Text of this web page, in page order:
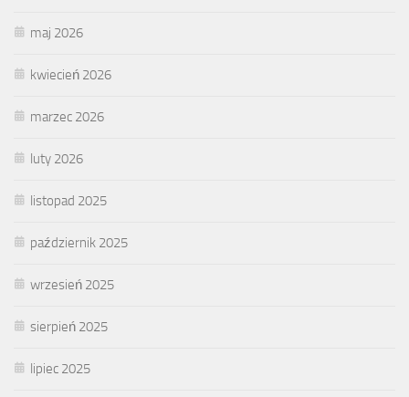
maj 2026
kwiecień 2026
marzec 2026
luty 2026
listopad 2025
październik 2025
wrzesień 2025
sierpień 2025
lipiec 2025